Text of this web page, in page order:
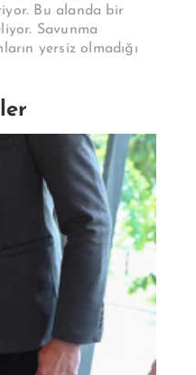
Bu alanda bir
Savunma
yersiz olmadığı